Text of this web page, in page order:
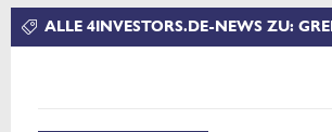
ALLE 4INVESTORS.DE-NEWS ZU: